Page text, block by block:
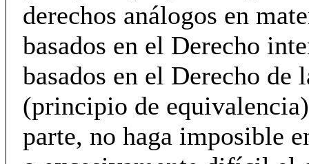
derechos análogos en
basados en el Derecho
basados en el Derecho de
(principio de
parte, no haga imposible